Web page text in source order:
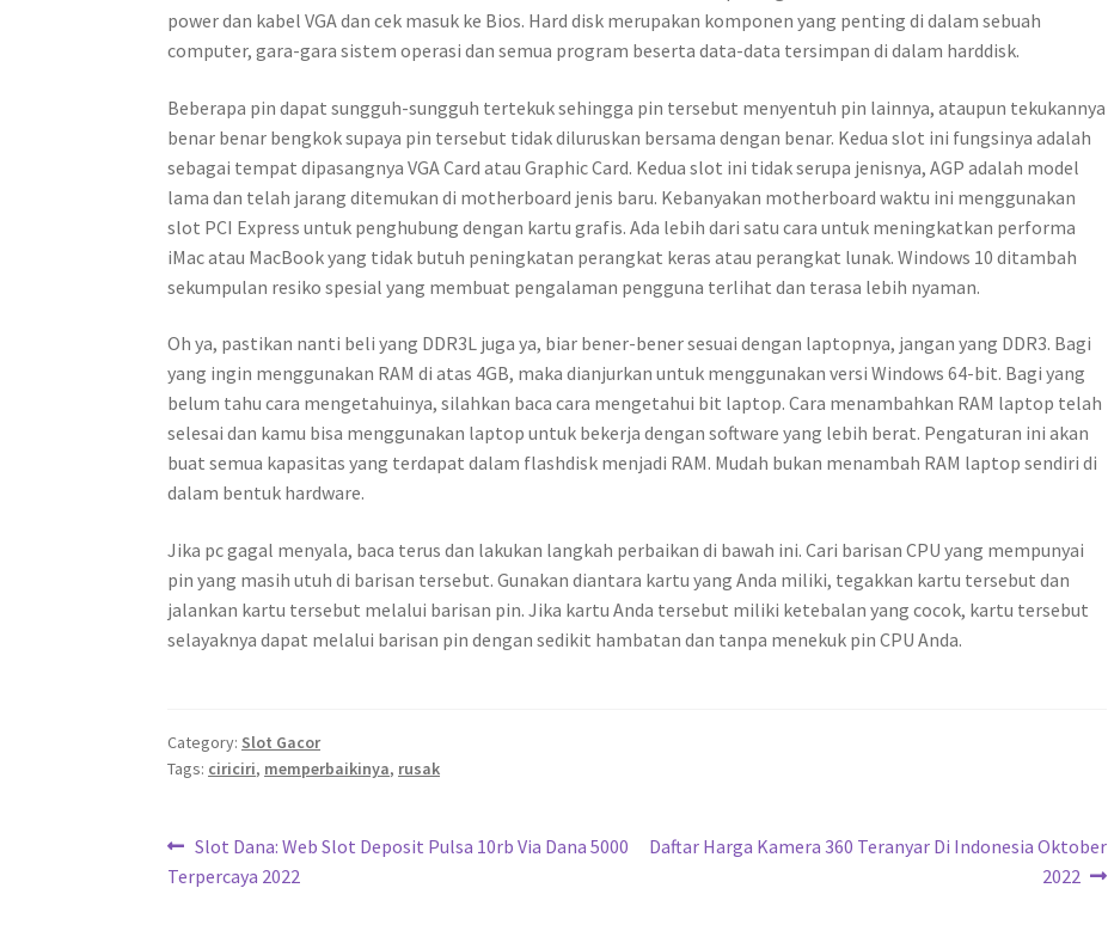
power dan kabel VGA dan cek masuk ke Bios. Hard disk merupakan komponen yang penting di dalam sebuah
computer, gara-gara sistem operasi dan semua program beserta data-data tersimpan di dalam harddisk.
Beberapa pin dapat sungguh-sungguh tertekuk sehingga pin tersebut menyentuh pin lainnya, ataupun tekukannya
benar benar bengkok supaya pin tersebut tidak diluruskan bersama dengan benar. Kedua slot ini fungsinya adalah
sebagai tempat dipasangnya VGA Card atau Graphic Card. Kedua slot ini tidak serupa jenisnya, AGP adalah model
lama dan telah jarang ditemukan di motherboard jenis baru. Kebanyakan motherboard waktu ini menggunakan
slot PCI Express untuk penghubung dengan kartu grafis. Ada lebih dari satu cara untuk meningkatkan performa
iMac atau MacBook yang tidak butuh peningkatan perangkat keras atau perangkat lunak. Windows 10 ditambah
sekumpulan resiko spesial yang membuat pengalaman pengguna terlihat dan terasa lebih nyaman.
Oh ya, pastikan nanti beli yang DDR3L juga ya, biar bener-bener sesuai dengan laptopnya, jangan yang DDR3. Bagi
yang ingin menggunakan RAM di atas 4GB, maka dianjurkan untuk menggunakan versi Windows 64-bit. Bagi yang
belum tahu cara mengetahuinya, silahkan baca cara mengetahui bit laptop. Cara menambahkan RAM laptop telah
selesai dan kamu bisa menggunakan laptop untuk bekerja dengan software yang lebih berat. Pengaturan ini akan
buat semua kapasitas yang terdapat dalam flashdisk menjadi RAM. Mudah bukan menambah RAM laptop sendiri di
dalam bentuk hardware.
Jika pc gagal menyala, baca terus dan lakukan langkah perbaikan di bawah ini. Cari barisan CPU yang mempunyai
pin yang masih utuh di barisan tersebut. Gunakan diantara kartu yang Anda miliki, tegakkan kartu tersebut dan
jalankan kartu tersebut melalui barisan pin. Jika kartu Anda tersebut miliki ketebalan yang cocok, kartu tersebut
selayaknya dapat melalui barisan pin dengan sedikit hambatan dan tanpa menekuk pin CPU Anda.
Category: Slot Gacor
Tags: ciriciri, memperbaikinya, rusak
Navigasi
pos
Previous
post:
Slot Dana: Web Slot Deposit Pulsa 10rb Via Dana 5000
Terpercaya 2022
Next
Daftar Harga Kamera 360 Teranyar Di Indonesia Oktober
2022